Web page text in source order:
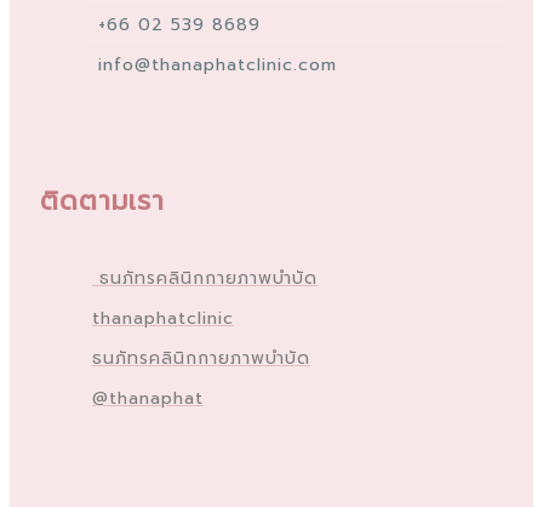
+66 02 539 8689
info@thanaphatclinic.com
ติดตามเรา
ธนภัทรคลินิกกายภาพบำบัด
thanaphatclinic
ธนภัทรคลินิกกายภาพบำบัด
@thanaphat